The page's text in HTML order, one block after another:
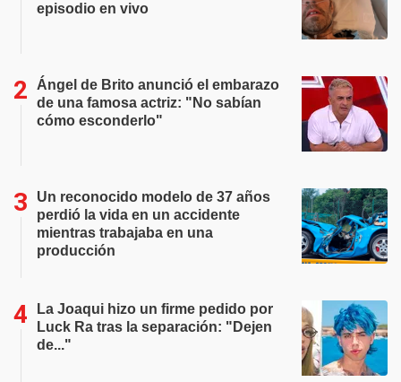
episodio en vivo
Ángel de Brito anunció el embarazo
de una famosa actriz: "No sabían
cómo esconderlo"
Un reconocido modelo de 37 años
perdió la vida en un accidente
mientras trabajaba en una
producción
La Joaqui hizo un firme pedido por
Luck Ra tras la separación: "Dejen
de..."